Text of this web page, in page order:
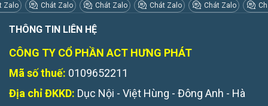
Zalo Chát Zalo Chát Zalo Chát Zalo Chát Zalo
THÔNG TIN LIÊN HỆ
CÔNG TY CỔ PHẦN ACT HƯNG PHÁT
Mã số thuế: 0109652211
Địa chỉ ĐKKD: Dục Nội - Việt Hùng - Đông Anh - Hà